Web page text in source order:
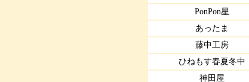
PonPon星
あったま
藤中工房
ひねもす春夏冬中
神田屋